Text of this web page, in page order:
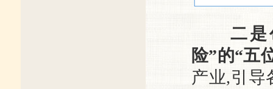
二
险”的“五
产业,引导